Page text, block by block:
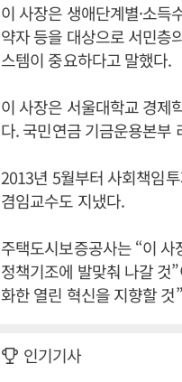
이 사장은 생애단계별·소
약자 등을 대상으로 서민층
스템이 중요하다고 말했다.
이 사장은 서울대학교 경제
다. 국민연금 기금운용본부
2013년 5월부터 사회책임
겸임교수도 지냈다.
주택도시보증공사는 “이
정책기조에 발맞춰 나갈 것
화한 열린 혁신을 지향할
인기기사